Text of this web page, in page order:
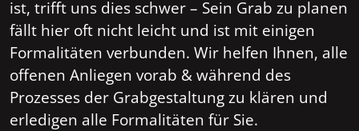
ist, trifft uns dies schwer – Sein Grab zu planen
fällt hier oft nicht leicht und ist mit einigen
Formalitäten verbunden. Wir helfen Ihnen, alle
offenen Anliegen vorab & während des
Prozesses der Grabgestaltung zu klären und
erledigen alle Formalitäten für Sie.